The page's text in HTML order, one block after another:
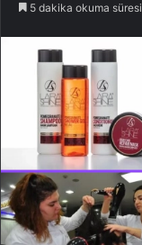
5 dakika okuma süresi